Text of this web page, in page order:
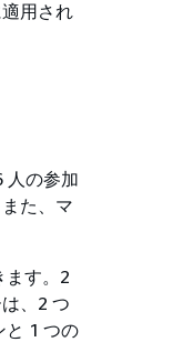
用され
人の参加
た、マ
ます。2
、2 つ
と 1 つの